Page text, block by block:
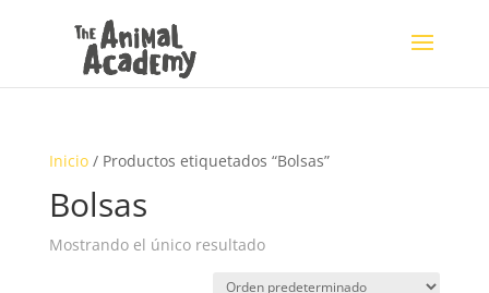
Inicio/ Productos etiquetados “Bolsas”
Bolsas
Mostrando el único resultado